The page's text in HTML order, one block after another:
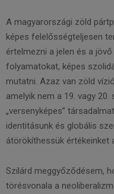
A magyarországi zöld
képes felelősségteljesen
értelmezni a jelen és a
folyamatokat, képes
mutatni. Azaz van zöld
amelyik nem a 19. vagy
„versenyképes”
identitásunk és globális
átörökíthessük értékeinket
Szilárd meggyőződésem,
törésvonala a